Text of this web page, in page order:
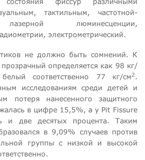
тактильным, частотной-
люминесценции,
электрометрический.
не должно быть сомнений. К
определяется как 98 кг/
соответственно 77 кг/см2.
исследованиям среди детей и
потеря нанесенного защитного
в цифре 15,5%, a у Pit Fissure
и две десятых процента. Таким
в 9,09% случаев против
группы с низкой и высокой